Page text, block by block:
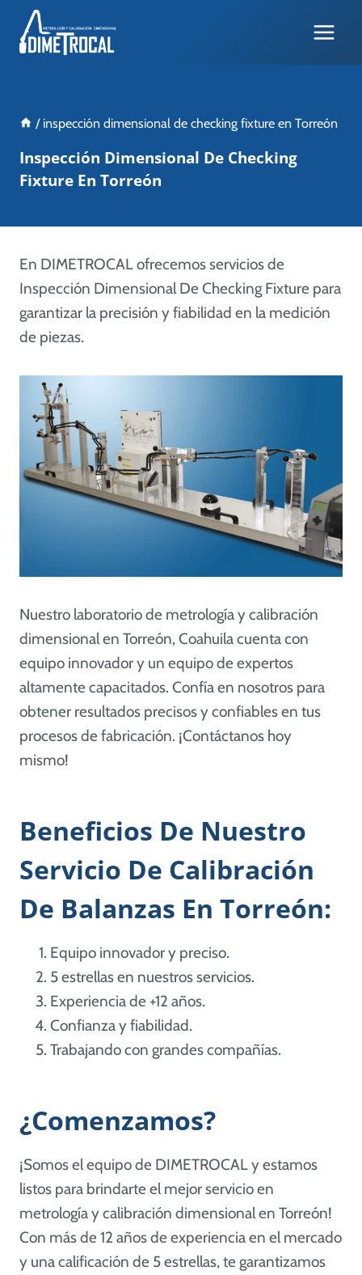
content
/ inspección dimensional de checking fixture en Torreón
Inspección Dimensional De Checking
Fixture En Torreón
En DIMETROCAL ofrecemos servicios de
Inspección Dimensional De Checking Fixture para
garantizar la precisión y fiabilidad en la medición
de piezas.
Nuestro laboratorio de metrología y calibración
dimensional en Torreón, Coahuila cuenta con
equipo innovador y un equipo de expertos
altamente capacitados. Confía en nosotros para
obtener resultados precisos y confiables en tus
procesos de fabricación. ¡Contáctanos hoy
mismo!
Beneficios De Nuestro
Servicio De Calibración
De Balanzas En Torreón:
Equipo innovador y preciso.
5 estrellas en nuestros servicios.
Experiencia de +12 años.
Confianza y fiabilidad.
Trabajando con grandes compañías.
¿Comenzamos?
¡Somos el equipo de DIMETROCAL y estamos
listos para brindarte el mejor servicio en
metrología y calibración dimensional en Torreón!
Con más de 12 años de experiencia en el mercado
y una calificación de 5 estrellas, te garantizamos